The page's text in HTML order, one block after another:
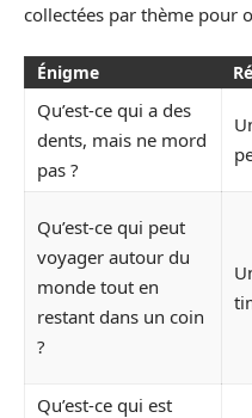
collectées par thème pour
Énigme
Qu’est-ce qui a des
dents, mais ne mord
pas ?
Qu’est-ce qui peut
voyager autour du
monde tout en
restant dans un coin
?
Qu’est-ce qui est